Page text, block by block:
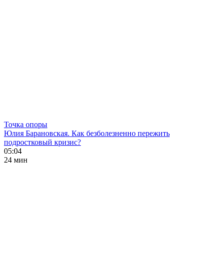
Точка опоры
Юлия Барановская. Как безболезненно пережить
подростковый кризис?
05:04
24 мин